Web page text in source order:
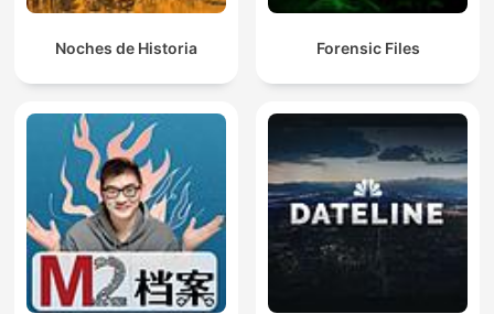
Noches de Historia Forensic Files